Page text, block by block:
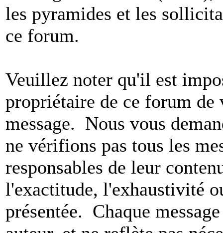
les pyramides et les
ce forum.
Veuillez noter qu'il est
propriétaire de ce forum
message. Nous vous
ne vérifions pas tous les
responsables de leur
l'exactitude, l'exhaustivité
présentée. Chaque